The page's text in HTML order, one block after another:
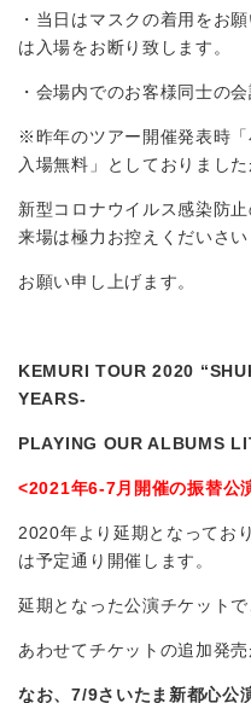
・当日はマスクの着用をお
は入場をお断り致します。
・会場内でのお客様同士の
※昨年のツアー開催発表時「
入場無料」としておりました
新型コロナウイルス感染防
来場は極力お控えくだいさい
お願い申し上げます。
KEMURI TOUR 2020
YEARS-
PLAYING OUR ALBUMS
<2021年6-7月開催の振替公
2020年より延期となってお
は予定通り開催します。
延期となった公演チケットで
あわせてチケットの追加発売
なお、7/9さいたま新都心公